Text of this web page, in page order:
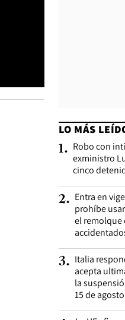
LO MÁS
1. Robo con
exministro
cinco
2. Entra en
prohíbe
el remolque
3. Italia
acepta
la
15 de agosto